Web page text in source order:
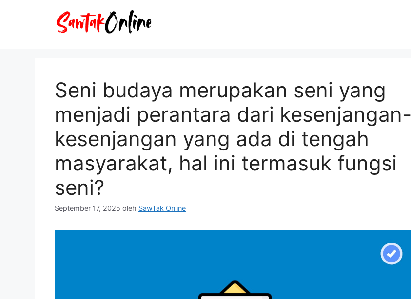
Seni budaya merupakan seni yang
menjadi perantara dari kesenjangan-
kesenjangan yang ada di tengah
masyarakat, hal ini termasuk fungsi
seni?
September 17, 2025 oleh SawTak Online